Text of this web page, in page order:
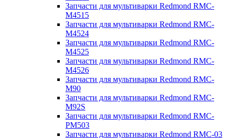
Запчасти для мультиварки Redmond RMC-
M4515
Запчасти для мультиварки Redmond RMC-
M4524
Запчасти для мультиварки Redmond RMC-
M4525
Запчасти для мультиварки Redmond RMC-
M4526
Запчасти для мультиварки Redmond RMC-
M90
Запчасти для мультиварки Redmond RMC-
M92S
Запчасти для мультиварки Redmond RMC-
PM503
Запчасти для мультиварки Redmond RMC-03